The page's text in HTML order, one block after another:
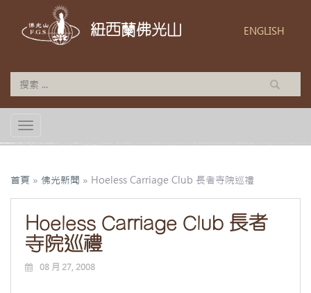
紐西蘭佛光山 ENGLISH
TOGGLE NAVIGATION
首頁 » 佛光新聞 » Hoeless Carriage Club 長者寺院巡禮
Hoeless Carriage Club 長者
寺院巡禮
08 月 27, 2008